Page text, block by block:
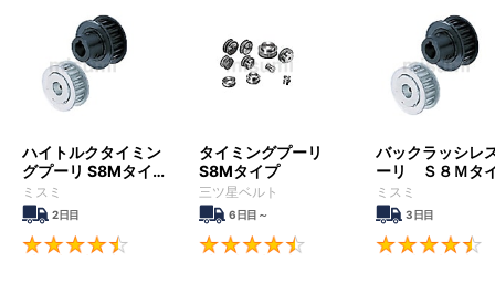
ハイトルクタイミン
グプーリ S8Mタイ
プ
ミスミ
2日目
4.5
タイミングプーリ
S8Mタイプ
三ツ星ベルト
6日目～
4.6
バックラッシレ
ーリ Ｓ８Ｍタ
ミスミ
3日目